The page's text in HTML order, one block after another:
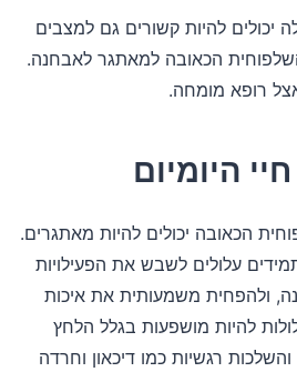
יכולים להיות קשורים גם למצבים
הכאובה למאתגר לאבחנה.
רופא מומחה.
היומיום
הכאובה יכולים להיות מאתגרים.
עלולים לשבש את הפעילויות
ולהפחית משמעותית את איכות
להיות מושפעות בגלל הלחץ
רגשיות כמו דיכאון וחרדה